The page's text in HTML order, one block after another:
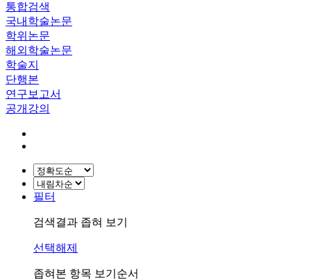
통합검색
국내학술논문
학위논문
해외학술논문
학술지
단행본
연구보고서
공개강의
필터
검색결과 좁혀 보기
선택해제
좁혀본 항목 보기순서